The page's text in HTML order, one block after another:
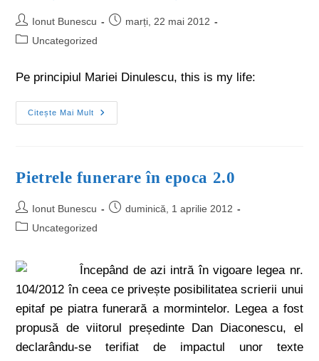
Ionut Bunescu
marți, 22 mai 2012
Uncategorized
Pe principiul Mariei Dinulescu, this is my life:
Citește Mai Mult
Pietrele funerare în epoca 2.0
Ionut Bunescu
duminică, 1 aprilie 2012
Uncategorized
Începând de azi intră în vigoare legea nr.
104/2012 în ceea ce privește posibilitatea scrierii unui
epitaf pe piatra funerară a mormintelor. Legea a fost
propusă de viitorul președinte Dan Diaconescu, el
declarându-se terifiat de impactul unor texte